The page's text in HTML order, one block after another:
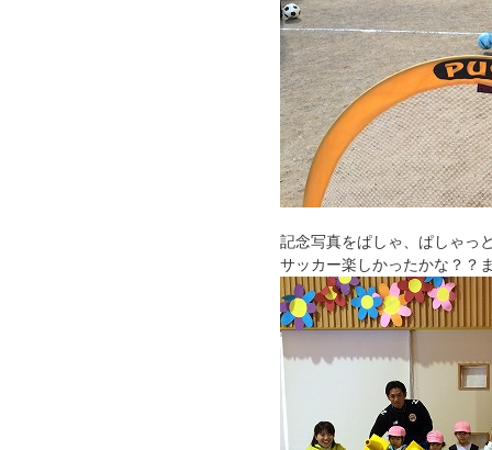
記念写真をぱしゃ、ぱしゃっ
サッカー楽しかったかな？？